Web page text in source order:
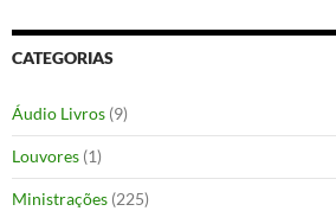
CATEGORIAS
Áudio Livros (9)
Louvores (1)
Ministrações (225)